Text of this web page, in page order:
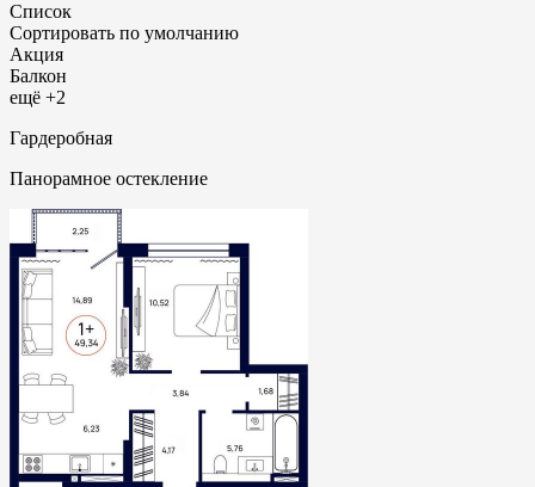
Список
Сортировать по умолчанию
Акция
Балкон
ещё +2
Гардеробная
Панорамное остекление